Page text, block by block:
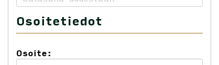
Osoitetiedot
Osoite: